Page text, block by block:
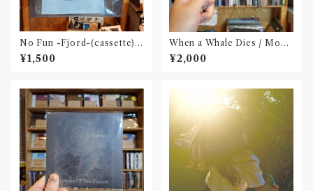
No Fun -Fjord-(cassette)
〝京都〟
¥1,500
When a Whale Dies / Moby
Dick(CD)
¥2,000